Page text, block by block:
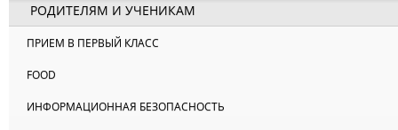
РОДИТЕЛЯМ И УЧЕНИКАМ
ПРИЕМ В ПЕРВЫЙ КЛАСС
FOOD
ИНФОРМАЦИОННАЯ БЕЗОПАСНОСТЬ